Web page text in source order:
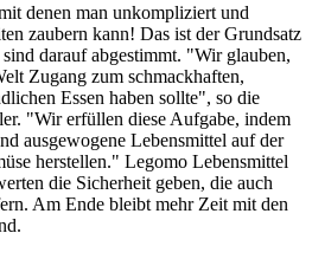
denen man unkompliziert und
zaubern kann! Das ist der Grundsatz
darauf abgestimmt. "Wir glauben,
Zugang zum schmackhaften,
Essen haben sollte", so die
"Wir erfüllen diese Aufgabe, indem
ausgewogene Lebensmittel auf der
herstellen." Legomo Lebensmittel
die Sicherheit geben, die auch
Am Ende bleibt mehr Zeit mit den